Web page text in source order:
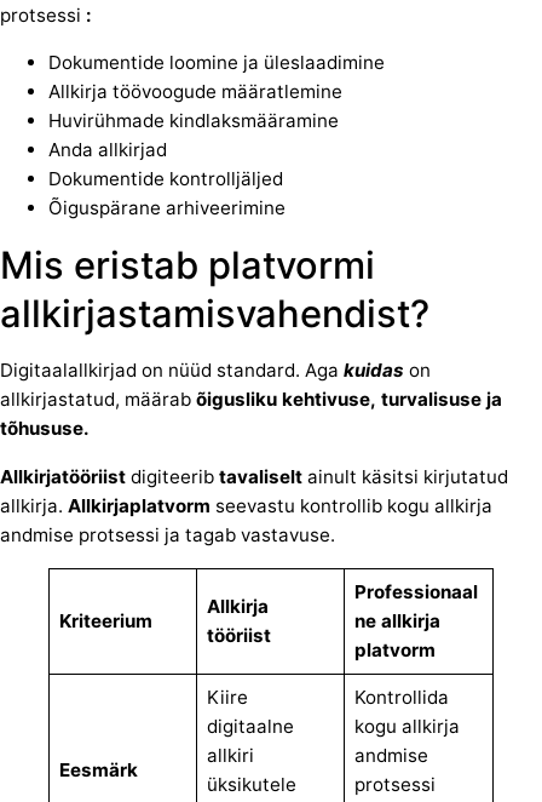
protsessi :
Dokumentide loomine ja üleslaadimine
Allkirja töövoogude määratlemine
Huvirühmade kindlaksmääramine
Anda allkirjad
Dokumentide kontrolljäljed
Õiguspärane arhiveerimine
Mis eristab platvormi
allkirjastamisvahendist?
Digitaalallkirjad on nüüd standard. Aga kuidas on
allkirjastatud, määrab õigusliku kehtivuse, turvalisuse ja
tõhususe.
Allkirjatööriist digiteerib tavaliselt ainult käsitsi kirjutatud
allkirja. Allkirjaplatvorm seevastu kontrollib kogu allkirja
andmise protsessi ja tagab vastavuse.
Kriteerium
Allkirja
tööriist
Professionaal
ne allkirja
platvorm
Eesmärk
Kiire
digitaalne
allkiri
üksikutele
Kontrollida
kogu allkirja
andmise
protsessi